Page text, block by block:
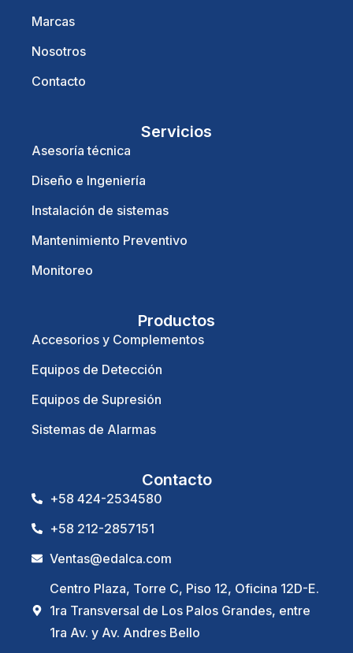
Marcas
Nosotros
Contacto
Servicios
Asesoría técnica
Diseño e Ingeniería
Instalación de sistemas
Mantenimiento Preventivo
Monitoreo
Productos
Accesorios y Complementos
Equipos de Detección
Equipos de Supresión
Sistemas de Alarmas
Contacto
+58 424-2534580
+58 212-2857151
Ventas@edalca.com
Centro Plaza, Torre C, Piso 12, Oficina 12D-E.
1ra Transversal de Los Palos Grandes, entre
1ra Av. y Av. Andres Bello